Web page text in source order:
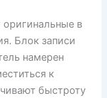
в
Блок записи
намерен
к
быстроту